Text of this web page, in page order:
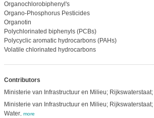
Organochlorobiphenyl's
Organo-Phosphorus Pesticides
Organotin
Polychlorinated biphenyls (PCBs)
Polycyclic aromatic hydrocarbons (PAHs)
Volatile chlorinated hydrocarbons
Contributors
Ministerie van Infrastructuur en Milieu;
Ministerie van Infrastructuur en Milieu;
Water, more